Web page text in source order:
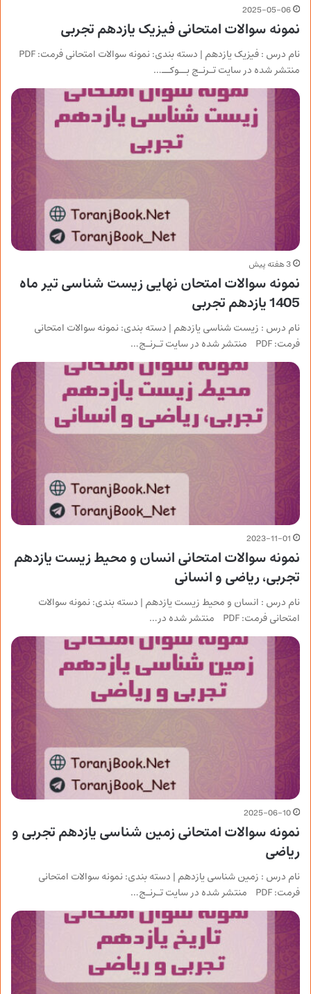
2025-05-06
نمونه سوالات امتحانی فیزیک یازدهم تجربی
منتشر شده در سایت تـرنـج بــوکــ…
3 هفته پیش
نمونه سوالات امتحان نهایی زیست شناسی تیر ماه
1405 یازدهم تجربی
نام درس : زیست شناسی یازدهم | دسته بندی: نمونه سوالات امتحانی
فرمت: PDF منتشر شده در سایت تـرنـج…
2023-11-01
نمونه سوالات امتحانی انسان و محیط زیست یازدهم
تجربی، ریاضی و انسانی
نام درس : انسان و محیط زیست یازدهم | دسته بندی: نمونه سوالات
امتحانی فرمت: PDF منتشر شده در…
2025-06-10
نمونه سوالات امتحانی زمین شناسی یازدهم تجربی و
ریاضی
نام درس : زمین شناسی یازدهم | دسته بندی: نمونه سوالات امتحانی
فرمت: PDF منتشر شده در سایت تـرنـج…